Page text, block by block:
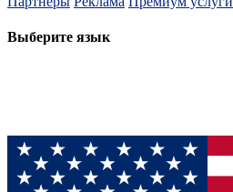
Выберите язык